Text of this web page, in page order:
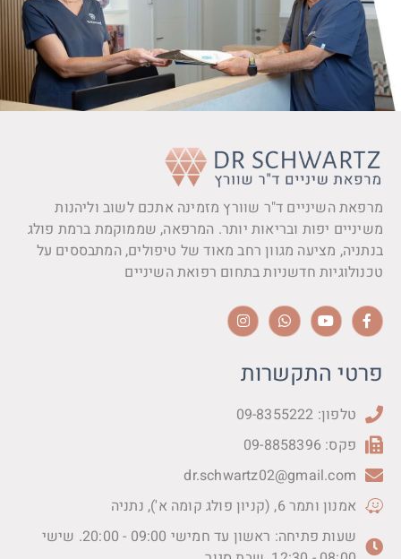
מרפאת השיניים ד"ר שוורץ מזמינה אתכם לשוב וליהנות
משיניים יפות ובריאות יותר. המרפאה, שממוקמת ברמת פולג
בנתניה, מציעה מגוון רחב מאוד של טיפולים, המתבססים על
טכנולוגיות חדשניות בתחום רפואת השיניים
פרטי התקשרות
טלפון: 09-8355222
פקס: 09-8858396
dr.schwartz02@gmail.com
אמנון ותמר 6, (קניון פולג קומה א'), נתניה
שעות פתיחה: ראשון עד חמישי 09:00 - 20:00. שישי